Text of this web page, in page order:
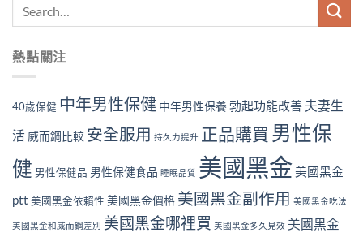
熱點關注
40歲保健 中年男性保健 中年男性保養 勃起功能改善 夫妻生
活 威而鋼比較 安全服用 持久力提升 正品購買 男性保
健 男性保健品 男性保健食品 睡眠品質 美國黑金美國黑金
ptt 美國黑金依賴性 美國黑金價格 美國黑金副作用 美國黑金吃法
美國黑金和威而鋼差別 美國黑金哪裡買 美國黑金多久見效 美國黑金